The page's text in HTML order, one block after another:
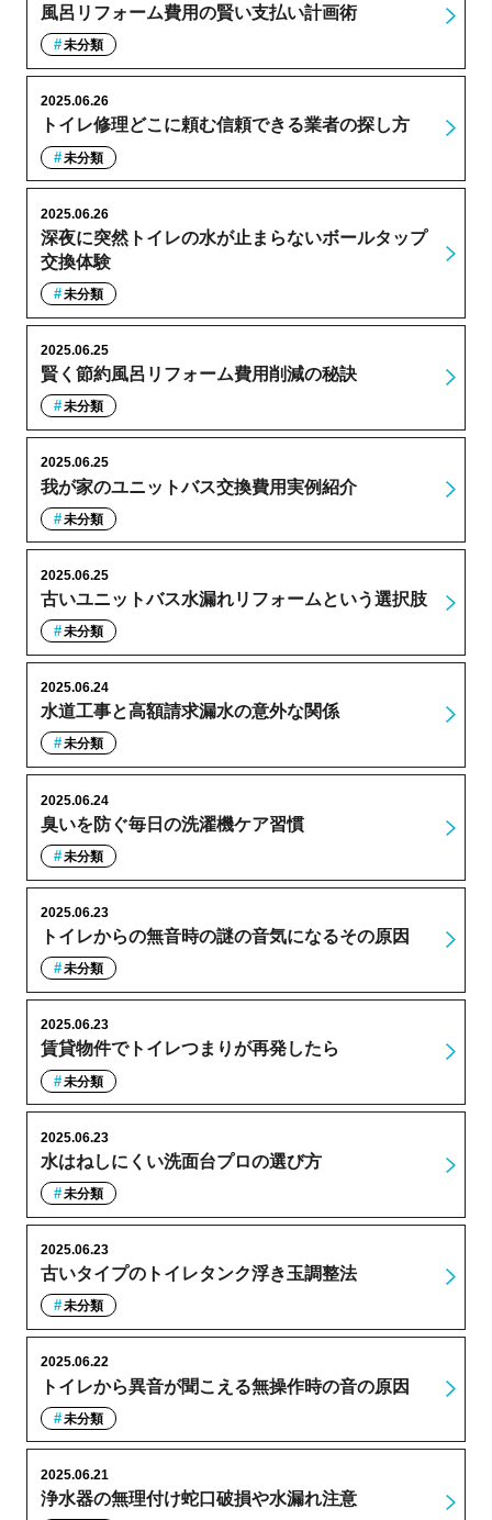
風呂リフォーム費用の賢い支払い計画術
未分類
トイレ修理どこに頼む信頼できる業者の探し方
2025.06.26
未分類
深夜に突然トイレの水が止まらないボールタップ
交換体験
2025.06.26
未分類
賢く節約風呂リフォーム費用削減の秘訣
2025.06.25
未分類
我が家のユニットバス交換費用実例紹介
2025.06.25
未分類
古いユニットバス水漏れリフォームという選択肢
2025.06.25
未分類
水道工事と高額請求漏水の意外な関係
2025.06.24
未分類
臭いを防ぐ毎日の洗濯機ケア習慣
2025.06.24
未分類
トイレからの無音時の謎の音気になるその原因
2025.06.23
未分類
賃貸物件でトイレつまりが再発したら
2025.06.23
未分類
水はねしにくい洗面台プロの選び方
2025.06.23
未分類
古いタイプのトイレタンク浮き玉調整法
2025.06.23
未分類
トイレから異音が聞こえる無操作時の音の原因
2025.06.22
未分類
浄水器の無理付け蛇口破損や水漏れ注意
2025.06.21